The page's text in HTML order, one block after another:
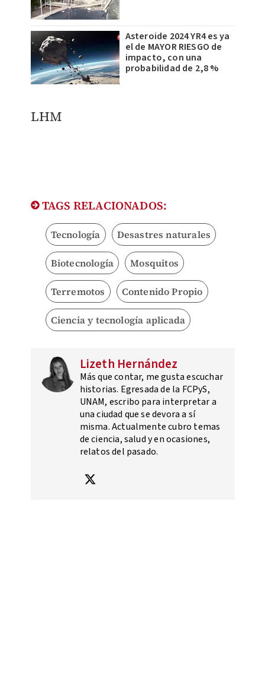
Asteroide 2024 YR4 es ya
el de MAYOR RIESGO de
impacto, con una
probabilidad de 2,8 %
LHM ​
TAGS RELACIONADOS:
Tecnología Desastres naturales
Biotecnología Mosquitos
Terremotos Contenido Propio
Ciencia y tecnología aplicada
Lizeth Hernández
Más que contar, me gusta escuchar
historias. Egresada de la FCPyS,
UNAM, escribo para interpretar a
una ciudad que se devora a sí
misma. Actualmente cubro temas
de ciencia, salud y en ocasiones,
relatos del pasado.